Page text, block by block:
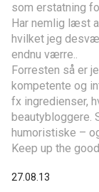
som erstatning
Har nemlig læst
hvilket jeg
endnu værre..
Forresten så er
kompetente og
fx ingredienser,
beautybloggere.
humoristiske –
Keep up the
27.08.13